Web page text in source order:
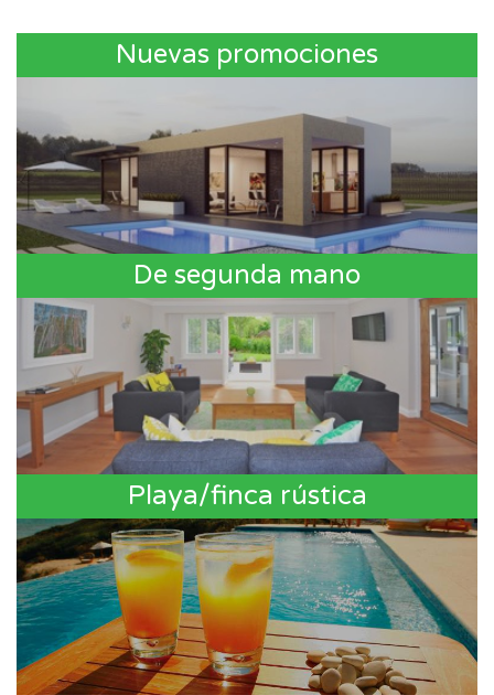
Nuevas promociones
De segunda mano
Playa/finca rústica